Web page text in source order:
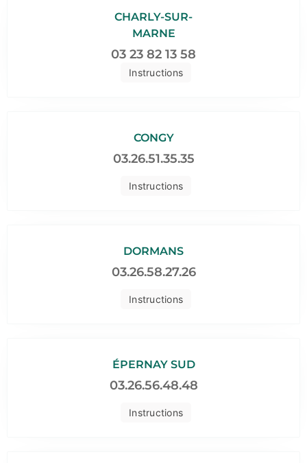
Instructions
CHARLY-SUR-
MARNE
03 23 82 13 58
Instructions
CONGY
03.26.51.35.35
Instructions
DORMANS
03.26.58.27.26
Instructions
ÉPERNAY SUD
03.26.56.48.48